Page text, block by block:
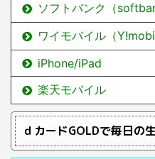
ソフトバンク（
ワイモバイル（
iPhone/iPad
楽天モバイル
ｄカードGOLDで毎日の